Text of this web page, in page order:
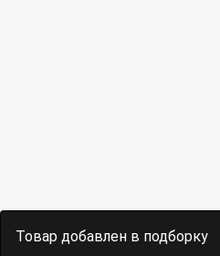
Товар добавлен в подборку